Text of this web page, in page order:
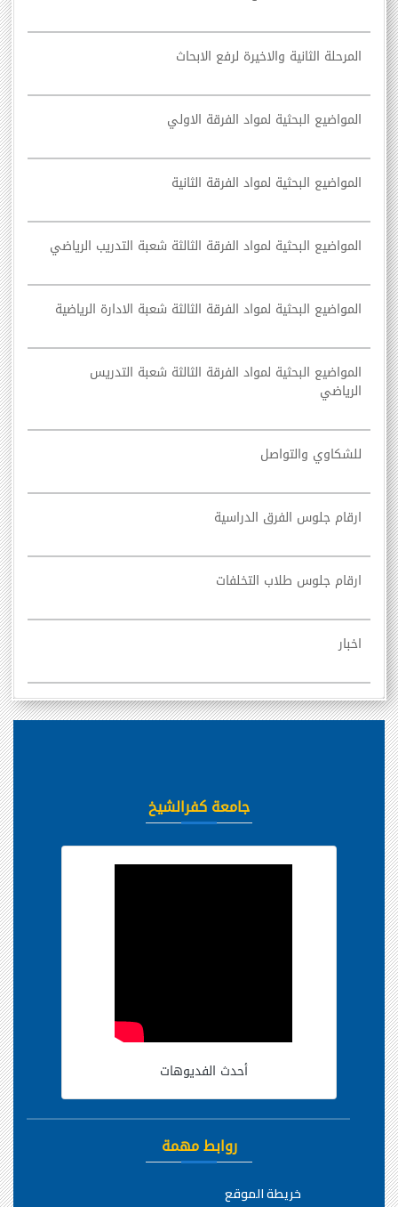
المرحلة الثانية والاخيرة لرفع الابحاث
المواضيع البحثية لمواد الفرقة الاولي
المواضيع البحثية لمواد الفرقة الثانية
المواضيع البحثية لمواد الفرقة الثالثة شعبة التدريب الرياضي
المواضيع البحثية لمواد الفرقة الثالثة شعبة الادارة الرياضية
المواضيع البحثية لمواد الفرقة الثالثة شعبة التدريس
الرياضي
للشكاوي والتواصل
ارقام جلوس الفرق الدراسية
ارقام جلوس طلاب التخلفات
اخبار
جامعة كفرالشيخ
أحدث الفديوهات
روابط مهمة
خريطة الموقع